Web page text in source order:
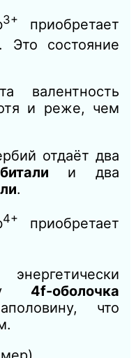
3+
приобретает
. Это состояние
валентность
и реже, чем
отдаёт два
и два
.
4+
приобретает
4f-оболочка
что